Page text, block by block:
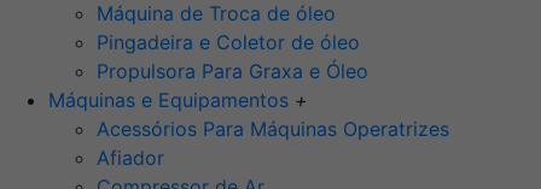
Máquina de Troca de óleo
Pingadeira e Coletor de óleo
Propulsora Para Graxa e Óleo
Máquinas e Equipamentos +
Acessórios Para Máquinas Operatrizes
Afiador